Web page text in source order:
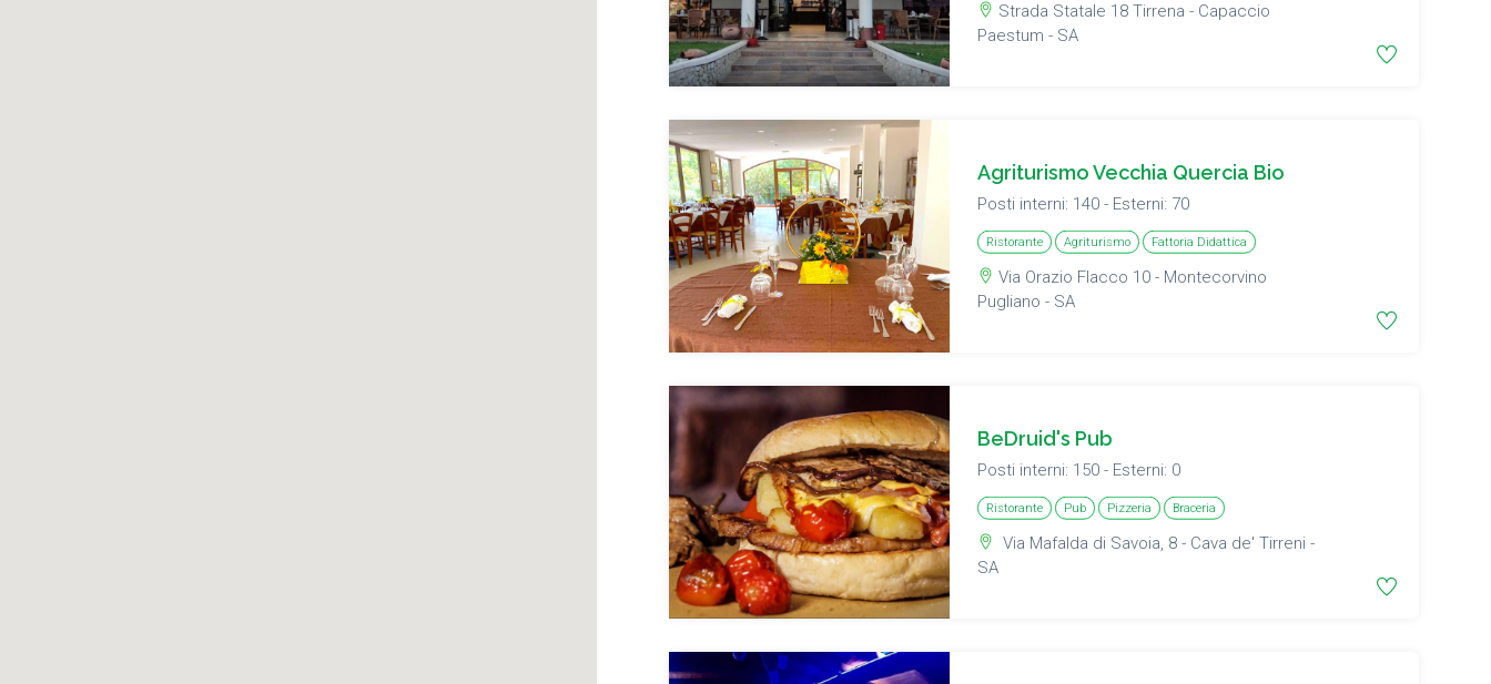
Strada Statale 18 Tirrena - Capaccio
Paestum - SA
Agriturismo Vecchia Quercia Bio
Posti interni: 140 - Esterni: 70
Ristorante Agriturismo Fattoria Didattica
Via Orazio Flacco 10 - Montecorvino
Pugliano - SA
BeDruid's Pub
Posti interni: 150 - Esterni: 0
Ristorante Pub Pizzeria Braceria
Via Mafalda di Savoia, 8 - Cava de' Tirreni -
SA